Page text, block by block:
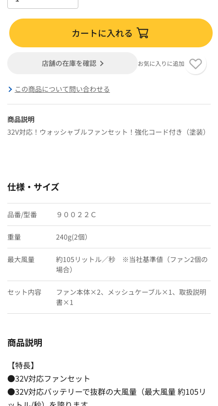
カートに入れる
店舗の在庫を確認 お気に入りに追加
この商品について問い合わせる
商品説明
32V対応！ウォッシャブルファンセット！強化コード付き（塗装）
仕様・サイズ
品番/型番 ９００２２Ｃ
重量 240g(2個）
最大風量
約105リットル／秒 ※当社基準値（ファン2個の
場合）
セット内容
ファン本体×2、メッシュケーブル×1、取扱説明
書×1
商品説明
【特長】
●32V対応ファンセット
●32V対応バッテリーで抜群の大風量（最大風量 約105リ